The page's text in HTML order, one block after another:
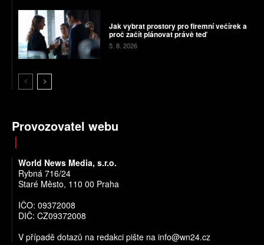
Jak vybrat prostory pro firemní večírek a
proč začít plánovat právě teď
5. 8. 2026
Provozovatel webu
World News Media, s.r.o.
Rybná 716/24
Staré Město, 110 00 Praha
IČO: 09372008
DIČ: CZ09372008
V případě dotazů na redakci pište na info@wn24.cz